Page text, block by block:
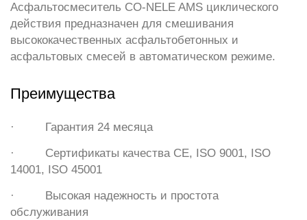
Асфальтосмеситель CO-NELE AMS циклического
действия предназначен для смешивания
высококачественных асфальтобетонных и
асфальтовых смесей в автоматическом режиме.
Преимущества
· Гарантия 24 месяца
· Сертификаты качества CE, ISO 9001, ISO
14001, ISO 45001
· Высокая надежность и простота
обслуживания